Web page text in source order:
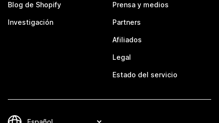
Blog de Shopify
Investigación
Prensa y medios
Partners
Afiliados
Legal
Estado del servicio